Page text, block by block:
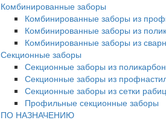
Комбинированные заборы
Комбинированные заборы из
Комбинированные заборы из
Комбинированные заборы из
Секционные заборы
Секционные заборы из
Секционные заборы из
Секционные заборы из сетки
Профильные секционные заборы
ПО НАЗНАЧЕНИЮ